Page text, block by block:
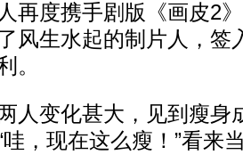
再度携手剧版《画皮2
风生水起的制片人，签
。
变化甚大，见到瘦身
，现在这么瘦！”看来